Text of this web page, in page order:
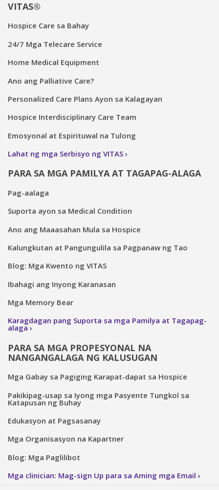
VITAS®
Hospice Care sa Bahay
24/7 Mga Telecare Service
Home Medical Equipment
Ano ang Palliative Care?
Personalized Care Plans Ayon sa Kalagayan
Hospice Interdisciplinary Care Team
Emosyonal at Espirituwal na Tulong
Lahat ng mga Serbisyo ng VITAS
PARA SA MGA PAMILYA AT TAGAPAG-ALAGA
Pag-aalaga
Suporta ayon sa Medical Condition
Ano ang Maaasahan Mula sa Hospice
Kalungkutan at Pangungulila sa Pagpanaw ng Tao
Blog: Mga Kwento ng VITAS
Ibahagi ang Inyong Karanasan
Mga Memory Bear
Karagdagan pang Suporta sa mga Pamilya at Tagapag-
alaga
PARA SA MGA PROPESYONAL NA
NANGANGALAGA NG KALUSUGAN
Mga Gabay sa Pagiging Karapat-dapat sa Hospice
Pakikipag-usap sa Iyong mga Pasyente Tungkol sa
Katapusan ng Buhay
Edukasyon at Pagsasanay
Mga Organisasyon na Kapartner
Blog: Mga Paglilibot
Mga clinician: Mag-sign Up para sa Aming mga Email